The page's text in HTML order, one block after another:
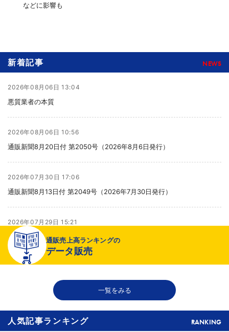
などに影響も
新着記事 NEWS
2026年08月06日 13:04
悪質業者の本質
2026年08月06日 10:56
通販新聞8月20日付 第2050号（2026年8月6日発行）
2026年07月30日 17:06
通販新聞8月13日付 第2049号（2026年7月30日発行）
2026年07月29日 15:21
より健全な売り場へ
2026年07月29日 15:20
千趣会が新インナーブランド開発、締め付け感のない着心地へ
通販売上高ランキングの
データ販売
一覧をみる
人気記事ランキング RANKING